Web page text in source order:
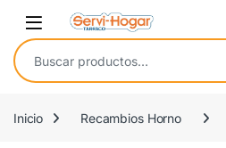
Saltar a navegación
saltar al contenido
Open
Buscar por:
Inicio Recambios Horno